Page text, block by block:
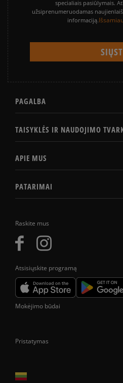
Raskite mus
Atsisiųskite programą
specialiais pasiūlymais.
užsiprenumeruodamas
informaciją.
PAGALBA
TAISYKLĖS IR NAUDOJIMO
APIE MUS
PATARIMAI
Mokėjimo būdai
Pristatymas